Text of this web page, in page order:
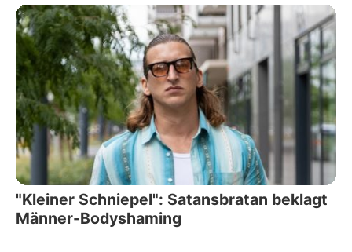
"Kleiner Schniepel": Satansbratan beklagt
Männer-Bodyshaming